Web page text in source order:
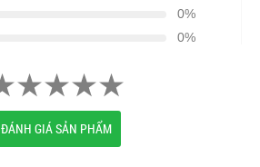
0%
0%
ĐÁNH GIÁ SẢN PHẨM